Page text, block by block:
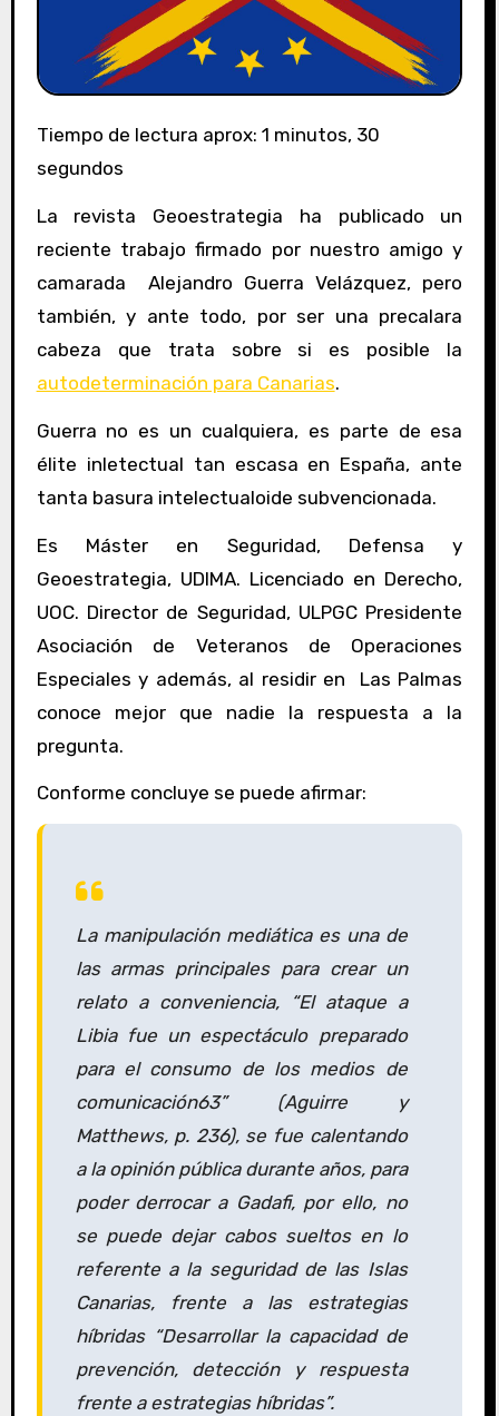
Tiempo de lectura aprox: 1 minutos, 30
segundos
La revista Geoestrategia ha publicado un
reciente trabajo firmado por nuestro amigo y
camarada Alejandro Guerra Velázquez, pero
también, y ante todo, por ser una precalara
cabeza que trata sobre si es posible la
autodeterminación para Canarias.
Guerra no es un cualquiera, es parte de esa
élite inletectual tan escasa en España, ante
tanta basura intelectualoide subvencionada.
Es Máster en Seguridad, Defensa y
Geoestrategia, UDIMA. Licenciado en Derecho,
UOC. Director de Seguridad, ULPGC Presidente
Asociación de Veteranos de Operaciones
Especiales y además, al residir en Las Palmas
conoce mejor que nadie la respuesta a la
pregunta.
Conforme concluye se puede afirmar:
La manipulación mediática es una de
las armas principales para crear un
relato a conveniencia, “El ataque a
Libia fue un espectáculo preparado
para el consumo de los medios de
comunicación63” (Aguirre y
Matthews, p. 236), se fue calentando
a la opinión pública durante años, para
poder derrocar a Gadafi, por ello, no
se puede dejar cabos sueltos en lo
referente a la seguridad de las Islas
Canarias, frente a las estrategias
híbridas “Desarrollar la capacidad de
prevención, detección y respuesta
frente a estrategias híbridas”.